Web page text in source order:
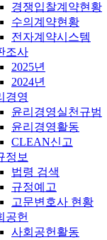
경쟁입찰계약현황
수의계약현황
전자계약시스템
조사
2025년
2024년
경영
윤리경영실천규범
윤리경영활동
CLEAN신고
정보
법령 검색
규정예고
고문변호사 현황
공헌
사회공헌활동